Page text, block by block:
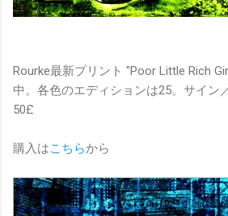
Rourke最新プリント "Poor Little Rich
中。各色のエディションは25。サイン
50£
購入はこちらから